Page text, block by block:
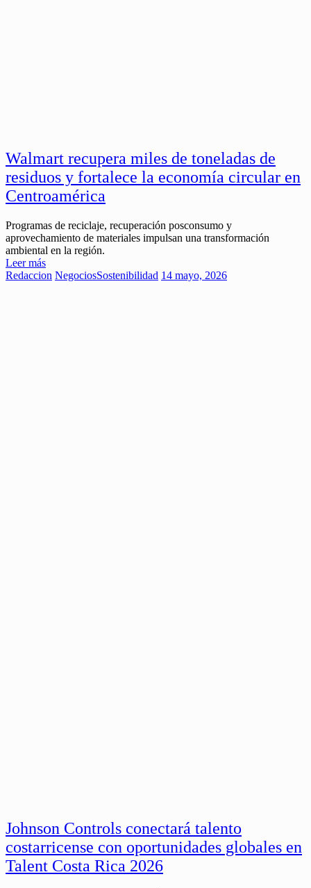
Walmart recupera miles de toneladas de
residuos y fortalece la economía circular en
Centroamérica
Programas de reciclaje, recuperación posconsumo y
aprovechamiento de materiales impulsan una transformación
ambiental en la región.
Leer más
Redaccion NegociosSostenibilidad 14 mayo, 2026
Johnson Controls conectará talento
costarricense con oportunidades globales en
Talent Costa Rica 2026